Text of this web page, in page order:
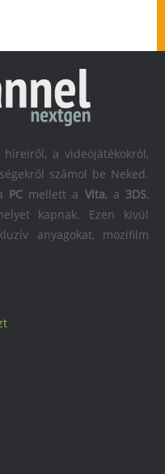
a videójátékokról,
számol be Neked.
PCmellett a Vita, a 3DS,
kapnak. Ezen kívül
anyagokat, mozifilm